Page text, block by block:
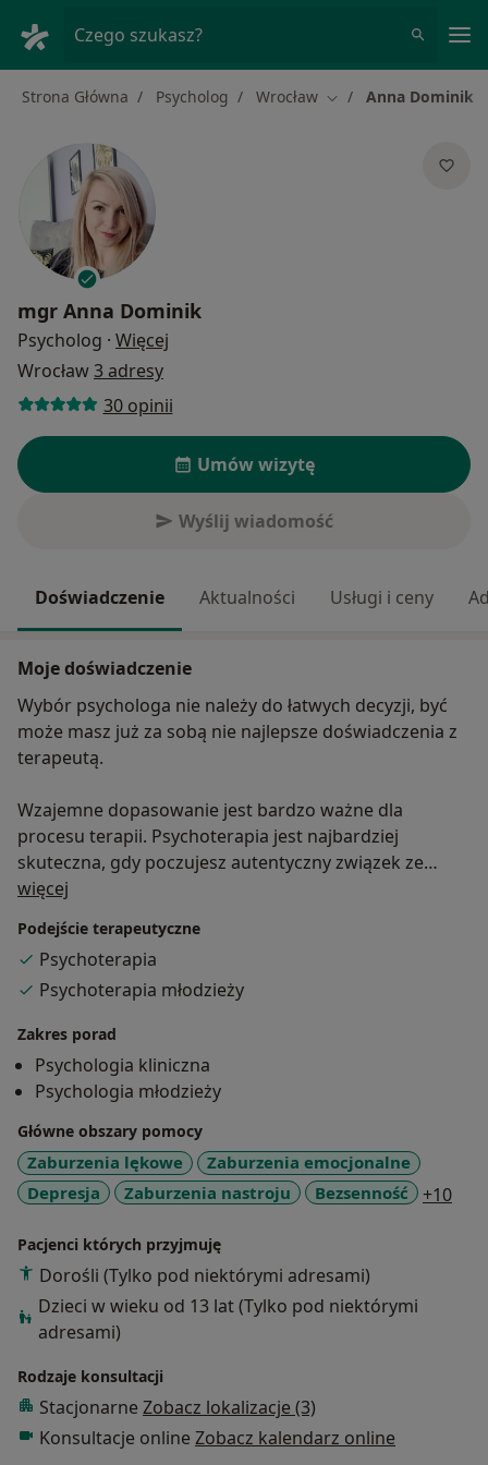
Czego szukasz?
Strona Główna Psycholog Wrocław Zmień miasto
Anna Dominik
mgr Anna Dominik
Psycholog · Więcej
Wrocław3 adresy
30 opinii
Umów wizytę
Wyślij wiadomość
Doświadczenie Aktualności Usługi i ceny
Moje doświadczenie
Wybór psychologa nie należy do łatwych decyzji, być
może masz już za sobą nie najlepsze doświadczenia z
terapeutą.
Wzajemne dopasowanie jest bardzo ważne dla
procesu terapii. Psychoterapia jest najbardziej
skuteczna, gdy poczujesz autentyczny związek ze
swoim terapeutą, co potwierdzają również badania.
Czy ja będę dla Ciebie dobrym terapeutą?
OTO 5 PROSTYCH POWODÓW DLA KTÓRYCH MOGĘ
1) PEŁNA PASJI I ZAANGAŻOWANIA
Uwielbiam oglądać “błysk w oku” osób z którymi
współpracuje i razem z nimi cieszyć się ich sukcesami.
2) AUTENTYCZNA, EMPATYCZNA I SZCZERA
Cenię sobie kontakt z drugim człowiekiem, niezależnie
od jego sytuacji życiowej, wyznawanych wartości czy
pozycji społecznej.
Twoje poczucie komfortu jest jednym z najsilniejszych
predyktorów “sukcesu” terapii. Zawsze na koniec
więcej
Podejście terapeutyczne
Psychoterapia
Psychoterapia młodzieży
Zakres porad
Psychologia kliniczna
Psychologia młodzieży
Główne obszary pomocy
Zaburzenia lękowe
Zaburzenia emocjonalne
Depresja
Zaburzenia nastroju Bezsenność +10
Pacjenci których przyjmuję
Dorośli (Tylko pod niektórymi adresami)
Dzieci w wieku od 13 lat (Tylko pod niektórymi
adresami)
Rodzaje konsultacji
Stacjonarne Zobacz lokalizacje (3)
Konsultacje online Zobacz kalendarz online